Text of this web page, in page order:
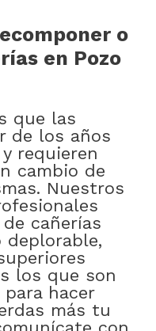
o
en Pozo
que las
de los años
requieren
cambio de
Nuestros
cañerías
deplorable,
los que son
hacer
más tu